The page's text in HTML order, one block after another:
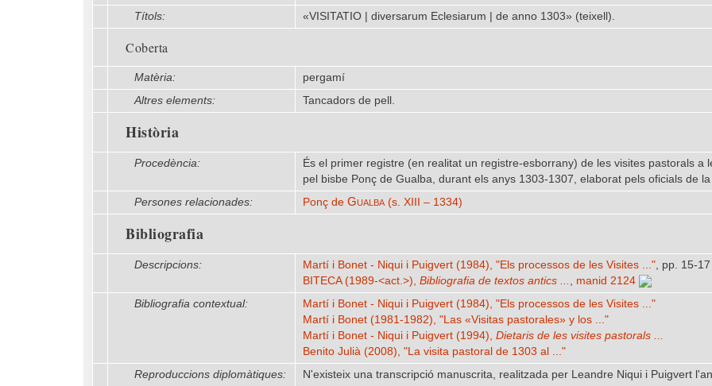
Títols:
«VISITATIO | diversarum Eclesiarum | de anno 1303» (teixell).
Coberta
Matèria:
pergamí
Altres elements:
Tancadors de pell.
Història
Procedència:
És el primer registre (en realitat un registre-esborrany) de les visites pastorals
pel bisbe Ponç de Gualba, durant els anys 1303-1307, elaborat pels oficials de
Persones relacionades:
Ponç de Gualba(s. XIII – 1334)
Bibliografia
Descripcions: Martí i Bonet - Niqui i Puigvert (1984), "Els processos de les Visites ...", pp. 15-17
BITECA (1989-<act.>), Bibliografia de textos antics ... , manid 2124
Bibliografia contextual:
Martí i Bonet - Niqui i Puigvert (1984), "Els processos de les Visites ..."
Martí i Bonet (1981-1982), "Las «Visitas pastorales» y los ..."
Martí i Bonet - Niqui i Puigvert (1994), Dietaris de les visites pastorals ...
Benito Julià (2008), "La visita pastoral de 1303 al ..."
Reproduccions diplomàtiques:
N'existeix una transcripció manuscrita, realitzada per Leandre Niqui i Puigvert